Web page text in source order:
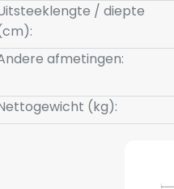
/ diepte
afmetingen:
(kg):